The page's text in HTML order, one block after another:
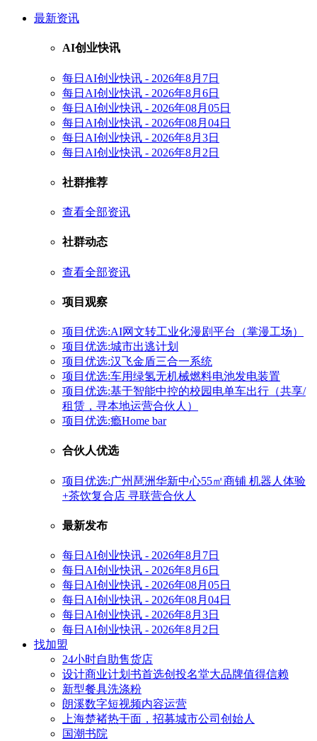
最新资讯
AI创业快讯
每日AI创业快讯 - 2026年8月7日
每日AI创业快讯 - 2026年8月6日
每日AI创业快讯 - 2026年08月05日
每日AI创业快讯 - 2026年08月04日
每日AI创业快讯 - 2026年8月3日
每日AI创业快讯 - 2026年8月2日
社群推荐
查看全部资讯
社群动态
查看全部资讯
项目观察
项目优选:AI网文转工业化漫剧平台（掌漫工场）
项目优选:城市出逃计划
项目优选:汉飞金盾三合一系统
项目优选:车用绿氢无机械燃料电池发电装置
项目优选:基于智能中控的校园电单车出行（共享/
租赁，寻本地运营合伙人）
项目优选:瘾Home bar
合伙人优选
项目优选:广州琶洲华新中心55㎡商铺 机器人体验
+茶饮复合店 寻联营合伙人
最新发布
每日AI创业快讯 - 2026年8月7日
每日AI创业快讯 - 2026年8月6日
每日AI创业快讯 - 2026年08月05日
每日AI创业快讯 - 2026年08月04日
每日AI创业快讯 - 2026年8月3日
每日AI创业快讯 - 2026年8月2日
找加盟
24小时自助售货店
设计商业计划书首选创投名堂大品牌值得信赖
新型餐具洗涤粉
朗溪数字短视频内容运营
上海楚褚热干面，招募城市公司创始人
国潮书院